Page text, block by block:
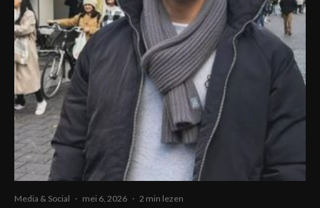
Media & Social · mei 6, 2026 · 2 min lezen